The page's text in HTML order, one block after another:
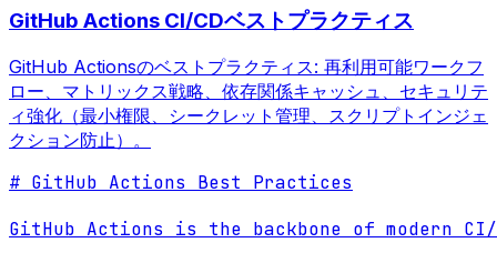
GitHub Actions CI/CDベストプラクティス
GitHub Actionsのベストプラクティス: 再利用可能ワークフ
ロー、マトリックス戦略、依存関係キャッシュ、セキュリテ
ィ強化（最小権限、シークレット管理、スクリプトインジェ
クション防止）。
# GitHub Actions Best Practices
GitHub Actions is the backbone of modern